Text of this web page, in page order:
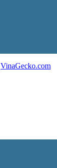
VinaGecko.com